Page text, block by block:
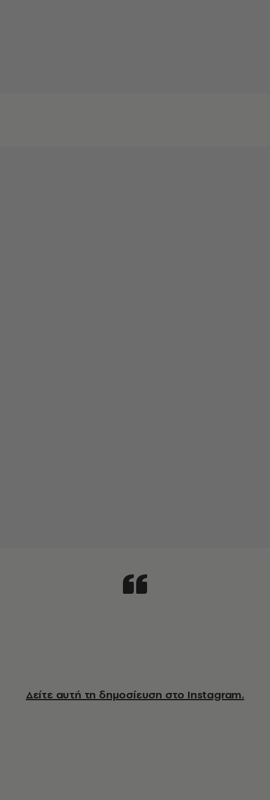
Δείτε αυτή τη δημοσίευση στο Instagram.